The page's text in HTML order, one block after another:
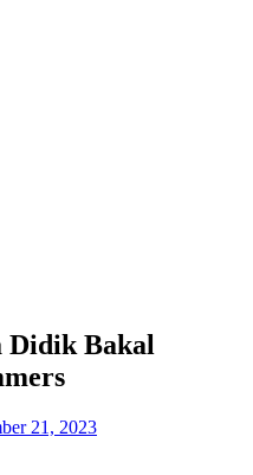
Didik Bakal
21, 2023